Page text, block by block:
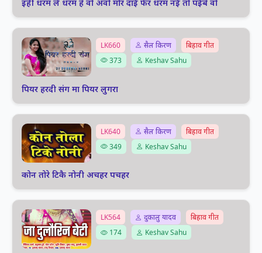
इही धरम ले धरम हे वो अवो मोर दाई फेर धरम नई तो पईबे वो
LK660 सैल किरण
बिहाव गीत
373
Keshav Sahu
पियर हरदी संग मा पियर लुगरा
LK640 सैल किरण
बिहाव गीत
349
Keshav Sahu
कोन तोरे टिकै नोनी अचहर पचहर
LK564 दुकालु यादव
बिहाव गीत
174
Keshav Sahu